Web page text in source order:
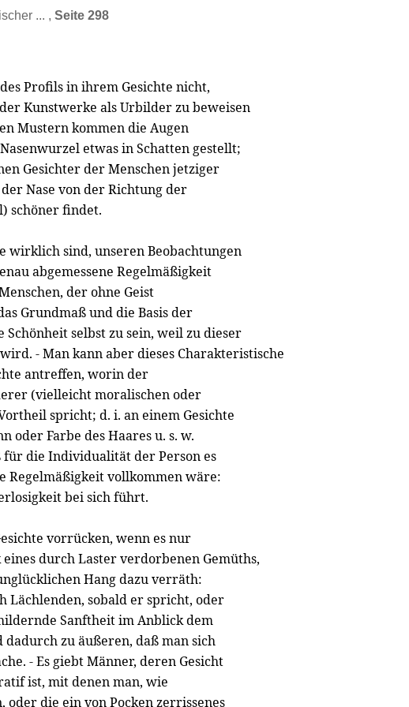
... , Seite 298
Profils in ihrem Gesichte nicht,
Kunstwerke als Urbilder zu beweisen
Mustern kommen die Augen
etwas in Schatten gestellt;
Gesichter der Menschen jetziger
Nase von der Richtung der
schöner findet.
wirklich sind, unseren Beobachtungen
abgemessene Regelmäßigkeit
der ohne Geist
Grundmaß und die Basis der
selbst zu sein, weil zu dieser
- Man kann aber dieses Charakteristische
antreffen, worin der
(vielleicht moralischen oder
spricht; d. i. an einem Gesichte
oder Farbe des Haares u. s. w.
für die Individualität der Person es
Regelmäßigkeit vollkommen wäre:
bei sich führt.
vorrücken, wenn es nur
durch Laster verdorbenen Gemüths,
Hang dazu verräth:
Lächlenden, sobald er spricht, oder
Sanftheit im Anblick dem
dadurch zu äußeren, daß man sich
- Es giebt Männer, deren Gesicht
ist, mit denen man, wie
oder die ein von Pocken zerrissenes